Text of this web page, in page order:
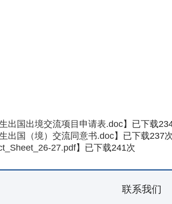
出国出境交流项目申请表.doc】已下载
出国（境）交流同意书.doc】已下载237次
27.pdf】已下载241次
联系我们